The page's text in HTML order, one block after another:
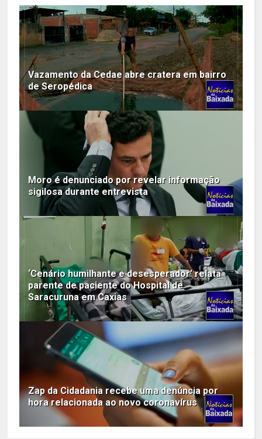
Vazamento da Cedae abre cratera em bairro
de Seropédica
Moro é denunciado por revelar informação
sigilosa durante entrevista
‘Cenário humilhante e desesperador’ relata
parente de paciente do Hospital de
Saracuruna em Caxias
Zap da Cidadania recebe uma denúncia por
hora relacionada ao novo coronavírus